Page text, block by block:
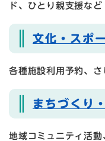
ド、ひとり親支援など
文化・スポ
各種施設利用予約、
まちづくり
地域コミュニティ活動